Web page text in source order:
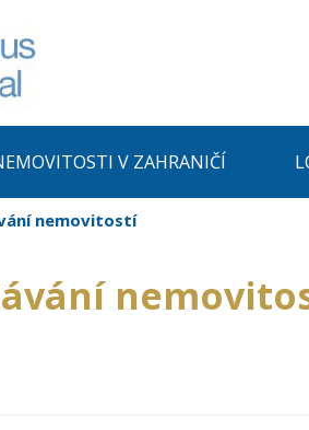
V ZAHRANIČÍ
nemovitostí